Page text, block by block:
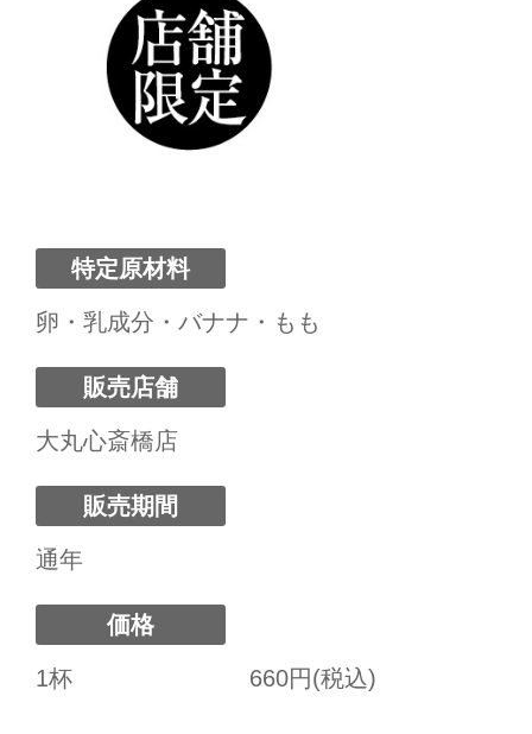
特定原材料
卵・乳成分・バナナ・もも
販売店舗
大丸心斎橋店
販売期間
通年
価格
1杯 660円(税込)